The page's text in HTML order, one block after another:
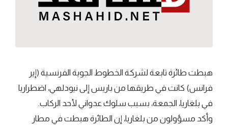
هبطت طائرة تابعة لشركة الخطوط الجوية الفرنسية (إير
فرانس) كانت في طريقها من باريس إلى نيودلهي، اضطراريا
في بلغاريا، الجمعة، بسبب سلوك عدواني لأحد الركاب.
وأكد مسؤولون من بلغاريا، إن الطائرة هبطت في مطار